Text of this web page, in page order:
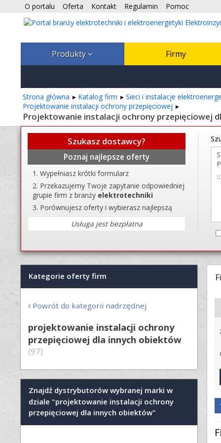
O portalu Oferta Kontakt Regulamin Pomoc
Produkty Firmy
Strona główna Katalog firm
Sieci i instalacje
Projektowanie instalacji ochrony przepięciowej
Projektowanie instalacji ochrony przepięciowej
Kategorie oferty firm
Powrót do kategorii nadrzędnej
projektowanie instalacji ochrony
przepięciowej dla innych obiektów
(97)
Znajdź dystrybutorów wybranej marki w
dziale "projektowanie instalacji ochrony
przepięciowej dla innych obiektów"
Szukasz dostawcy?
Poznaj najlepsze oferty
Wypełniasz krótki formularz
Przekazujemy Twoje zapytanie odpowiedniej
grupie firm z branży elektrotechniki
Porównujesz oferty i wybierasz najlepszą
Usługa jest bezpłatna